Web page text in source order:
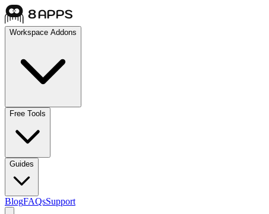
Workspace Addons
Free Tools
Guides
BlogFAQsSupport